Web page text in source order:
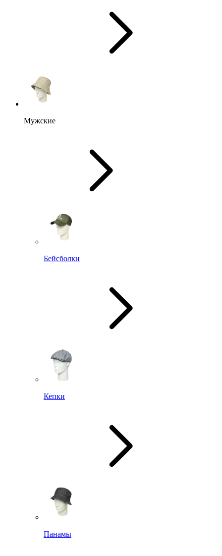
Мужские
Бейсболки
Кепки
Панамы